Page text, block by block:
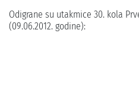
Odigrane su utakmice 30. kola
(09.06.2012. godine):